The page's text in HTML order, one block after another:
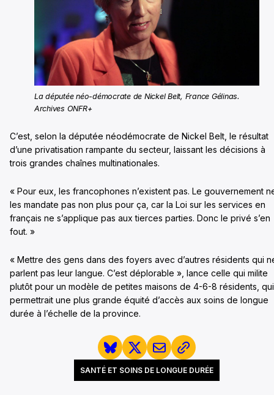
La députée néo-démocrate de Nickel Belt, France Gélinas.
Archives ONFR+
C’est, selon la députée néodémocrate de Nickel Belt, le résultat
d’une privatisation rampante du secteur, laissant les décisions à
trois grandes chaînes multinationales.
« Pour eux, les francophones n’existent pas. Le gouvernement
les mandate pas non plus pour ça, car la Loi sur les services en
français ne s’applique pas aux tierces parties. Donc le privé s’en
fout. »
« Mettre des gens dans des foyers avec d’autres résidents qui
parlent pas leur langue. C’est déplorable », lance celle qui milite
plutôt pour un modèle de petites maisons de 4-6-8 résidents, qui
permettrait une plus grande équité d’accès aux soins de longue
durée à l’échelle de la province.
SANTÉ ET SOINS DE LONGUE DURÉE